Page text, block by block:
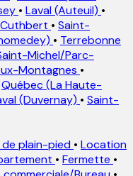
• Laval (Auteuil) •
• Saint-
• Terrebonne
Michel/Parc-
Montagnes •
Québec (La Haute-
(Duvernay) • Saint-
de plain-pied • Location
• Fermette •